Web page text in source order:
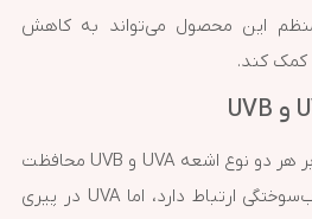
منظم این محصول می‌تواند به کاهش
کند.
این محصول از پوست در برابر هر دو نوع اشعه UVA و UVB محافظت
می‌کند. UVB بیشتر با آفتاب‌سوختگی ارتباط دارد، اما UVA در پیری